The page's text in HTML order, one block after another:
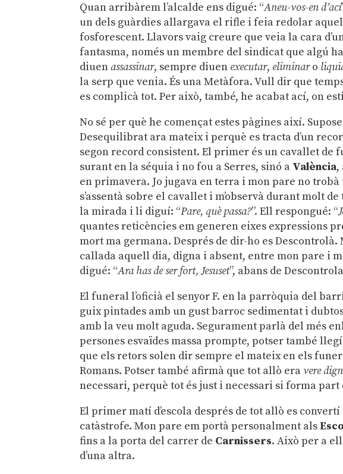
Quan arribàrem l’alcalde ens digué: “Aneu-vos-en d’ací
un dels guàrdies allargava el rifle i feia redolar
fosforescent. Llavors vaig creure que veia la cara
fantasma, només un membre del sindicat que algú
diuenassassinar, sempre diuen executar, eliminaro
la serp que venia. És una Metàfora. Vull dir que
es complicà tot. Per això, també, he acabat ací, on
No sé per què he començat estes pàgines així.
Desequilibrat ara mateix i perquè es tracta d’un
segon record consistent. El primer és un cavallet de
surant en la séquia i no fou a Serres, sinó a València,
en primavera. Jo jugava en terra i mon pare no
s’assentà sobre el cavallet i m’observà durant molt
la mirada i li diguí: “Pare, què passa?”. Ell respongué: “
quantes reticències em generen eixes expressions
mort ma germana. Després de dir-ho es
callada aquell dia, digna i absent, entre mon pare i
digué: “Ara has de ser fort, Jesuset”, abans de
El funeral l’oficià el senyor F. en la parròquia del
guix pintades amb un gust barroc sedimentat i
amb la veu molt aguda. Segurament parlà del més
persones esvaïdes massa prompte, potser també
que els retors solen dir sempre el mateix en els
Romans. Potser també afirmà que tot allò eravere
necessari, perquè tot és just i necessari si forma part
El primer matí d’escola després de tot allò es
catàstrofe. Mon pare em portà personalment als
fins a la porta del carrer de Carnissers. Això per a
d’una altra.